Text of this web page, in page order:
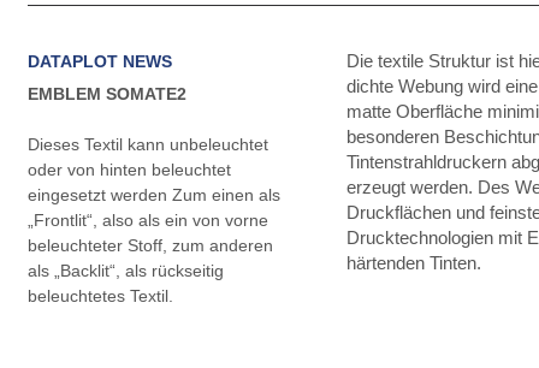
DATAPLOT NEWS
EMBLEM SOMATE2
Dieses Textil kann unbeleuchtet
oder von hinten beleuchtet
eingesetzt werden Zum einen als
„Frontlit“, also als ein von vorne
beleuchteter Stoff, zum anderen
als „Backlit“, als rückseitig
beleuchtetes Textil.
Die textile Struktur ist
dichte Webung wird
matte Oberfläche
besonderen
Tintenstrahldruckern
erzeugt werden. Des
Druckflächen und
Drucktechnologien mit
härtenden Tinten.